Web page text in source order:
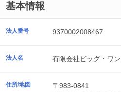
基本情報
法人番号 9370002008467
法人名 有限会社ビッグ・ワン
住所/地図
〒983-0841